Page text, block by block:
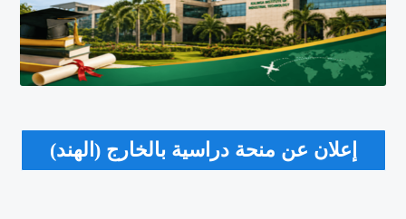
إعلان عن منحة دراسية بالخارج (الهند)